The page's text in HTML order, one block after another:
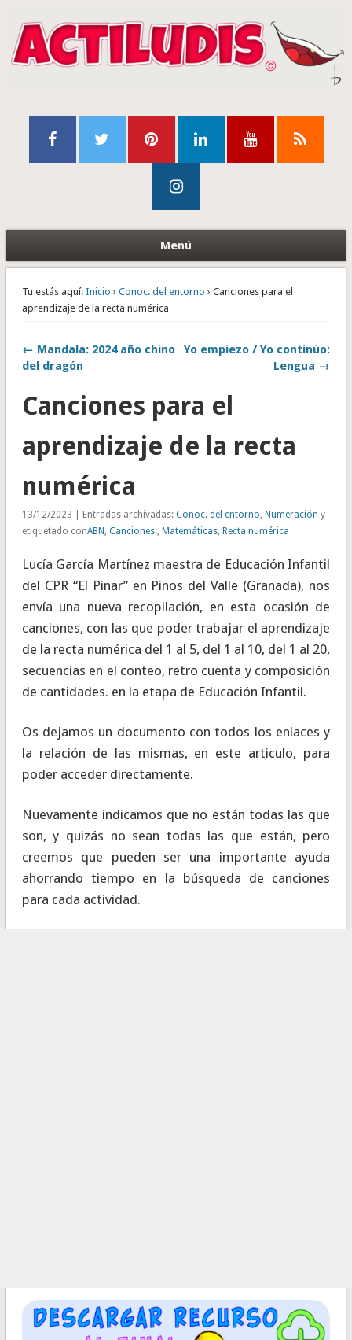
Menú
Tu estás aquí: Inicio › Conoc. del entorno › Canciones para el
aprendizaje de la recta numérica
← Mandala: 2024 año chino
del dragón
Yo empiezo / Yo continúo:
Lengua →
Canciones para el
aprendizaje de la recta
numérica
13/12/2023 | Entradas archivadas: Conoc. del entorno, Numeración y
etiquetado conABN , Canciones:, Matemáticas, Recta numérica
Lucía García Martínez maestra de Educación Infantil
del CPR “El Pinar” en Pinos del Valle (Granada), nos
envía una nueva recopilación, en esta ocasión de
canciones, con las que poder trabajar el aprendizaje
de la recta numérica del 1 al 5, del 1 al 10, del 1 al 20,
secuencias en el conteo, retro cuenta y composición
de cantidades. en la etapa de Educación Infantil.
Os dejamos un documento con todos los enlaces y
la relación de las mismas, en este articulo, para
poder acceder directamente.
Nuevamente indicamos que no están todas las que
son, y quizás no sean todas las que están, pero
creemos que pueden ser una importante ayuda
ahorrando tiempo en la búsqueda de canciones
para cada actividad.